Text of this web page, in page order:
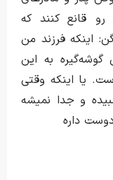
قانع کنند که
اینکه فرزند من
به این
یا اینکه وقتی
و جدا نمیشه
داره